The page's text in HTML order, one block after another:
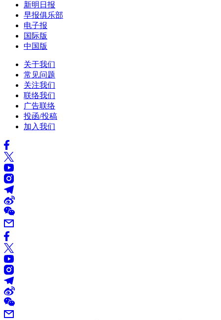
新明日报
早报俱乐部
电子报
国际版
中国版
关于我们
常见问题
关注我们
联络我们
广告联络
投函/投稿
加入我们